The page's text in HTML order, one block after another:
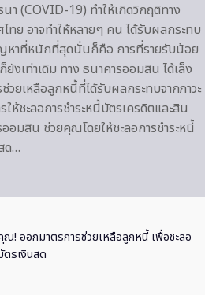
นา (COVID-19) ทำให้เกิดวิกฤติทาง
ทย อาจทำให้หลายๆ คน ได้รับผลกระทบ
หาที่หนักที่สุดนั่นก็คือ การที่รายรับน้อย
งเท่าเดิม ทาง ธนาคารออมสิน ได้เล็ง
ยเหลือลูกหนี้ที่ได้รับผลกระทบจากภาวะ
ห้ชะลอการชำระหนี้บัตรเครดิตและสิน
อมสิน ช่วยคุณโดยให้ชะลอการชำระหนี้
ด…
! ออกมาตรการช่วยเหลือลูกหนี้ เพื่อชะลอ
ตรเงินสด